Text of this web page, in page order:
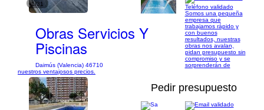
1/31
Obras Servicios Y
Piscinas
Daimús (Valencia) 46710
Teléfono validado
Somos una pequeña
empresa que
trabajamos rápido y
con buenos
resultados, nuestras
obras nos avalan,
pidan presupuesto sin
compromiso y se
sorprenderán de
nuestros ventajosos precios.
Pedir presupuesto